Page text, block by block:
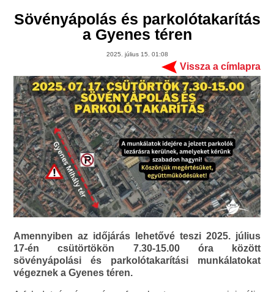
Sövényápolás és parkolótakarítás
a Gyenes téren
2025. július 15. 01:08
Vissza a címlapra
Amennyiben az időjárás lehetővé teszi 2025. július
17-én csütörtökön 7.30-15.00 óra között
sövényápolási és parkolótakarítási munkálatokat
végeznek a Gyenes téren.